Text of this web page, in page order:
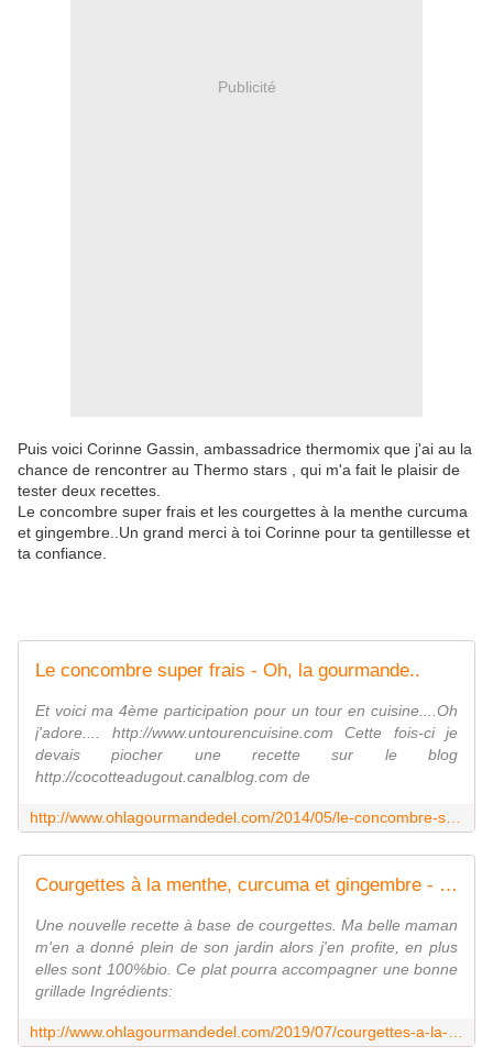
Publicité
Puis voici Corinne Gassin, ambassadrice thermomix que j'ai au la
chance de rencontrer au Thermo stars , qui m'a fait le plaisir de
tester deux recettes.
Le concombre super frais et les courgettes à la menthe curcuma
et gingembre..Un grand merci à toi Corinne pour ta gentillesse et
ta confiance.
Le concombre super frais - Oh, la gourmande..
Et voici ma 4ème participation pour un tour en cuisine....Oh
j'adore.... http://www.untourencuisine.com Cette fois-ci je
devais piocher une recette sur le blog
http://cocotteadugout.canalblog.com de
Courgettes à la menthe, curcuma et gingembre - Oh, la gourmande..
Une nouvelle recette à base de courgettes. Ma belle maman
m'en a donné plein de son jardin alors j'en profite, en plus
elles sont 100%bio. Ce plat pourra accompagner une bonne
grillade Ingrédients: